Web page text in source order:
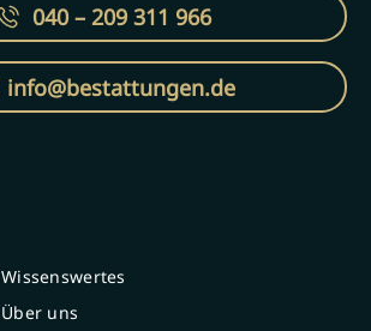
040 – 209 311 966
info@bestattungen.de
Wissenswertes
Über uns